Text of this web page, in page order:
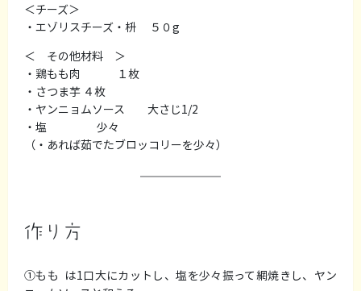
＜チーズ＞
・エゾリスチーズ・枡 ５０g
＜ その他材料 ＞
・鶏もも肉 １枚
・さつま芋 ４枚
・ヤンニョムソース 大さじ1/2
・塩 少々
（・あれば茹でたブロッコリーを少々）
作り方
①もも は1口大にカットし、塩を少々振って網焼きし、ヤン